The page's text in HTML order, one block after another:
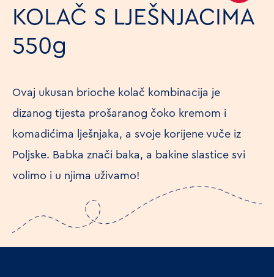
KOLAČ S LJEŠNJACIMA
550g
Ovaj ukusan brioche kolač kombinacija je
dizanog tijesta prošaranog čoko kremom i
komadićima lješnjaka, a svoje korijene vuče iz
Poljske. Babka znači baka, a bakine slastice svi
volimo i u njima uživamo!